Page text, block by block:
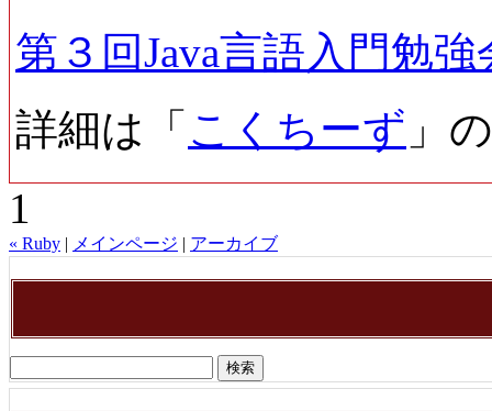
第３回Java言語入門勉強
詳細は「 こくちーず 」
1
« Ruby | メインページ | アーカイブ